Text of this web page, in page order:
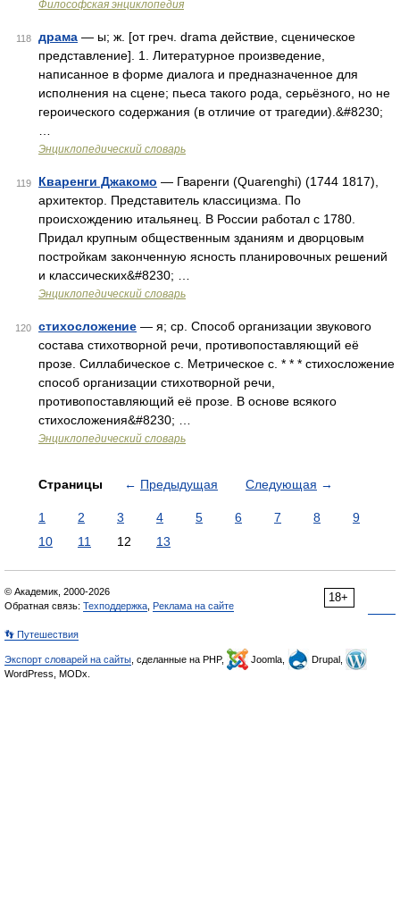
Философская энциклопедия
118 драма — ы; ж. [от греч. drama действие, сценическое
представление]. 1. Литературное произведение,
написанное в форме диалога и предназначенное для
исполнения на сцене; пьеса такого рода, серьёзного, но не
героического содержания (в отличие от трагедии).&#8230;
Энциклопедический словарь
119 Кваренги Джакомо — Гваренги (Quarenghi) (1744 1817),
архитектор. Представитель классицизма. По
происхождению итальянец. В России работал с 1780.
Придал крупным общественным зданиям и дворцовым
постройкам законченную ясность планировочных решений
и классических&#8230; …
Энциклопедический словарь
120 стихосложение — я; ср. Способ организации звукового
состава стихотворной речи, противопоставляющий её
прозе. Силлабическое с. Метрическое с. * * * стихосложение
способ организации стихотворной речи,
противопоставляющий её прозе. В основе всякого
стихосложения&#8230; …
Энциклопедический словарь
Страницы ← Предыдущая Следующая →
1 2 3 4 5 6 7 8
9
10
11 12 13
18+
© Академик, 2000-2026
Обратная связь: Техподдержка Реклама на сайте
👣 Путешествия
Экспорт словарей на сайты , сделанные на PHP, Joomla,
Drupal,
WordPress, MODx.